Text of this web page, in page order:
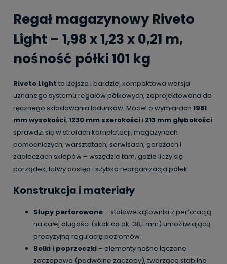
Regał magazynowy Riveto
Light – 1,98 x 1,23 x 0,21 m,
nośność półki 101 kg
Riveto Light to lżejsza i bardziej kompaktowa wersja
uznanego systemu regałów półkowych, zaprojektowana do
ręcznego składowania ładunków. Model o wymiarach 1981
mm wysokości, 1230 mm szerokościi 213 mm głębokości
sprawdzi się w strefach kompletacji, magazynach
pomocniczych, warsztatach, serwisach, garażach i
zapleczach sklepów – wszędzie tam, gdzie liczy się
porządek, łatwy dostęp i szybka reorganizacja półek.
Konstrukcja i materiały
Słupy perforowane – stalowe kątowniki z perforacją
na całej długości (skok co ok. 38,1 mm) umożliwiającą
precyzyjną regulację poziomów.
Belki i poprzeczki – elementy nośne łączone
zaczepowo (podwójne zaczepy), tworzące stabilne